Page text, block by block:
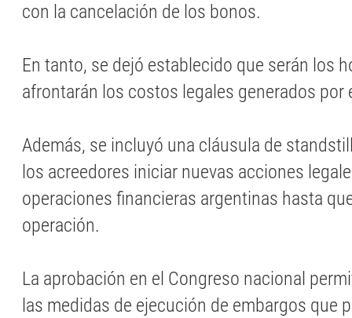
con la cancelación de los bonos.
En tanto, se dejó establecido que serán los
afrontarán los costos legales generados por
Además, se incluyó una cláusula de
los acreedores iniciar nuevas acciones
operaciones financieras argentinas hasta
operación.
La aprobación en el Congreso nacional
las medidas de ejecución de embargos que